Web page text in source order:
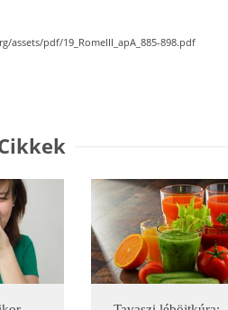
assets/pdf/19_RomeIII_apA_885-898.pdf